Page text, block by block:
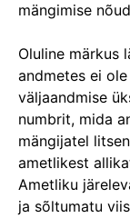
mängimise
Oluline märkus
andmetes ei
väljaandmise
numbrit, mida
mängijatel
ametlikest
Ametliku
ja sõltumatu